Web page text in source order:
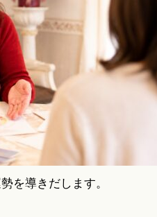
を導きだします。